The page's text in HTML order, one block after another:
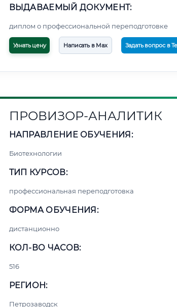
ВЫДАВАЕМЫЙ ДОКУМЕНТ:
диплом о профессиональной переподготовке
Узнать цену Написать в Max Задать вопрос в
ПРОВИЗОР-АНАЛИТИК
НАПРАВЛЕНИЕ ОБУЧЕНИЯ:
Биотехнологии
ТИП КУРСОВ:
профессиональная переподготовка
ФОРМА ОБУЧЕНИЯ:
дистанционно
КОЛ-ВО ЧАСОВ:
516
РЕГИОН:
Петрозаводск